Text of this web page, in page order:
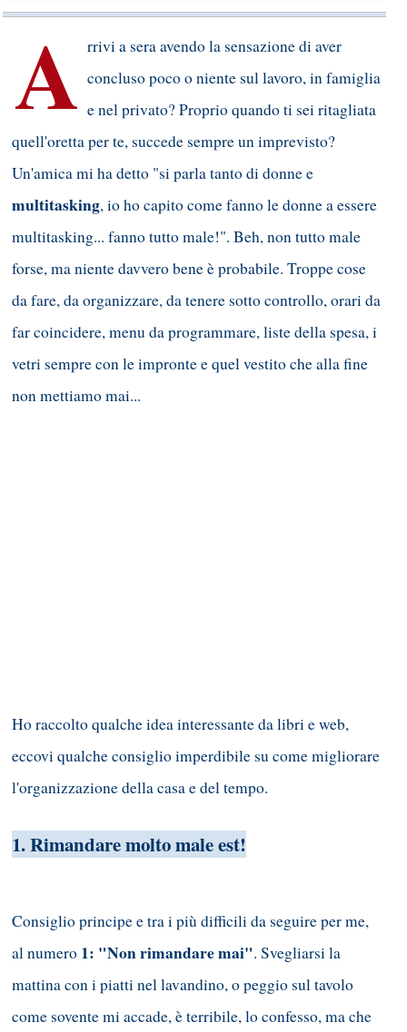
A rrivi a sera avendo la sensazione di aver
concluso poco o niente sul lavoro, in famiglia
e nel privato? Proprio quando ti sei ritagliata
quell'oretta per te, succede sempre un imprevisto?
Un'amica mi ha detto "si parla tanto di donne e
multitasking, io ho capito come fanno le donne a essere
multitasking... fanno tutto male!". Beh, non tutto male
forse, ma niente davvero bene è probabile. Troppe cose
da fare, da organizzare, da tenere sotto controllo, orari da
far coincidere, menu da programmare, liste della spesa, i
vetri sempre con le impronte e quel vestito che alla fine
non mettiamo mai...
Ho raccolto qualche idea interessante da libri e web,
eccovi qualche consiglio imperdibile su come migliorare
l'organizzazione della casa e del tempo.
1. Rimandare molto male est!
Consiglio principe e tra i più difficili da seguire per me,
al numero 1: "Non rimandare mai". Svegliarsi la
mattina con i piatti nel lavandino, o peggio sul tavolo
come sovente mi accade, è terribile, lo confesso, ma che